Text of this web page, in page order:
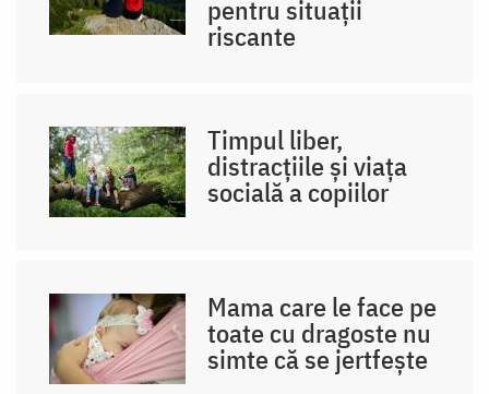
pentru situații
riscante
Timpul liber,
distracțiile și viața
socială a copiilor
Mama care le face pe
toate cu dragoste nu
simte că se jertfește